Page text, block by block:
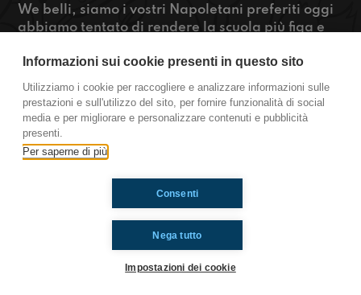
We belli, siamo i vostri Napoletani preferiti oggi
abbiamo tentato di rendere la scuola più figa e
mondiale sui SASSI…!
https://www.radioimmaginaria.it
Napoli
Ti è piaciuto? Condividilo!
Informazioni sui cookie presenti in questo sito
Utilizziamo i cookie per raccogliere e analizzare informazioni sulle
prestazioni e sull'utilizzo del sito, per fornire funzionalità di social
media e per migliorare e personalizzare contenuti e pubblicità
presenti.
Per saperne di più
Nega tutto
Consenti
Impostazioni dei cookie